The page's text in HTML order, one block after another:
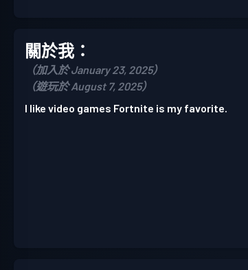
關於我：
（加入於 January 23, 2025）
（遊玩於 August 7, 2025）
I like video games Fortnite is my favorite.